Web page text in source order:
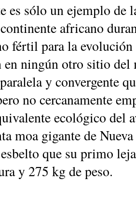
es sólo un ejemplo de
africano
fértil para la
en ningún otro sitio
y convergente
no cercanamente
ecológico del
moa gigante de
que su primo
y 275 kg de peso.